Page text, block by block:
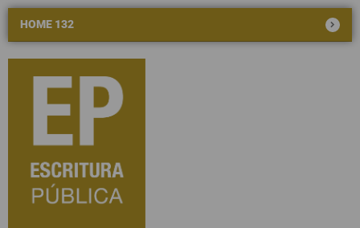
HOME 132